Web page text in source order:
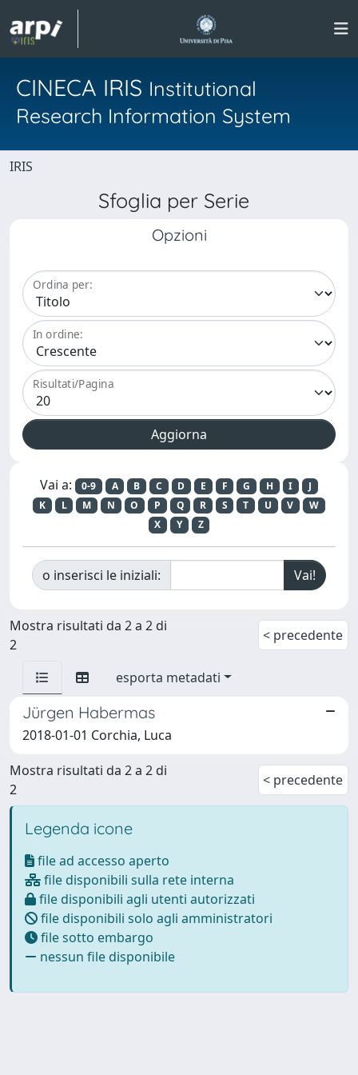
CINECA IRIS Institutional
Research Information System
IRIS
Sfoglia per Serie
Opzioni
Ordina per:
In ordine:
Risultati/Pagina
Vai a: 0-9 A B C D E F G H I
J
K
L M N O P Q R S T U V
W
X
Y Z
o inserisci le iniziali:
Mostra risultati da 2 a 2 di
2
< precedente
esporta metadati
Jürgen Habermas
2018-01-01 Corchia, Luca
Mostra risultati da 2 a 2 di
2
< precedente
Legenda icone
file ad accesso aperto
file disponibili sulla rete interna
file disponibili agli utenti autorizzati
file disponibili solo agli amministratori
file sotto embargo
nessun file disponibile